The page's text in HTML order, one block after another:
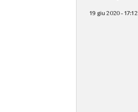
19 giu 2020 - 17:12